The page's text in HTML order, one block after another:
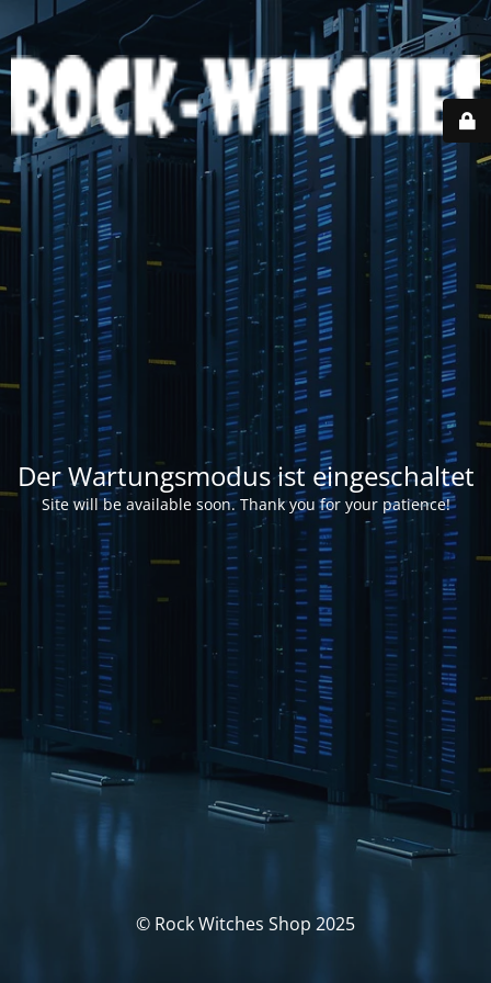
Der Wartungsmodus ist eingeschaltet
Site will be available soon. Thank you for your patience!
© Rock Witches Shop 2025